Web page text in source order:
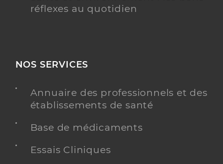
réflexes au quotidien
NOS SERVICES
Annuaire des professionnels et des
établissements de santé
Base de médicaments
Essais Cliniques